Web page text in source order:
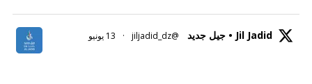
Jil Jadid • جيل جديد @jiljadid_dz
· 13 يونيو